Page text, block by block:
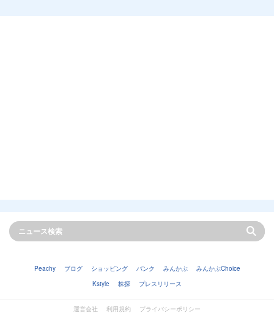
Peachy ブログ ショッピング バンク みんかぶ
みんかぶChoice
Kstyle
株探 プレスリリース
運営会社 利用規約
プライバシーポリシー